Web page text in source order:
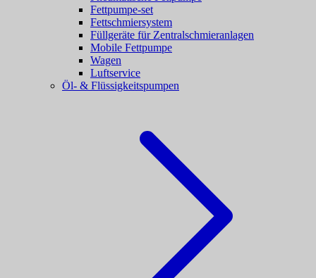
Fettpumpe-set
Fettschmiersystem
Füllgeräte für Zentralschmieranlagen
Mobile Fettpumpe
Wagen
Luftservice
Öl- & Flüssigkeitspumpen